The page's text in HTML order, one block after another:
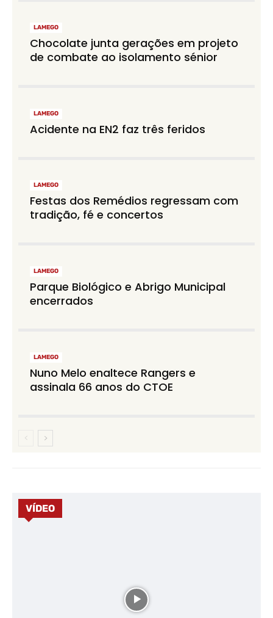
LAMEGO
Chocolate junta gerações em projeto
de combate ao isolamento sénior
LAMEGO
Acidente na EN2 faz três feridos
LAMEGO
Festas dos Remédios regressam com
tradição, fé e concertos
LAMEGO
Parque Biológico e Abrigo Municipal
encerrados
LAMEGO
Nuno Melo enaltece Rangers e
assinala 66 anos do CTOE
VÍDEO